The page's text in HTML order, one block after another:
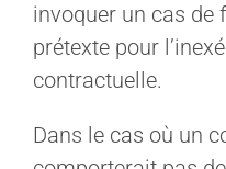
invoquer un cas de
prétexte pour
contractuelle.
Dans le cas où un